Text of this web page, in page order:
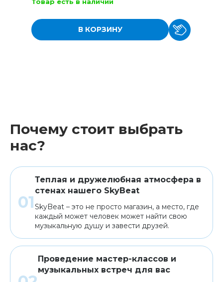
В КОРЗИНУ
Почему стоит выбрать
нас?
Теплая и дружелюбная атмосфера в
стенах нашего SkyBeat
SkyBeat – это не просто магазин, а место, где
каждый может человек может найти свою
музыкальную душу и завести друзей.
Проведение мастер-классов и
музыкальных встреч для вас